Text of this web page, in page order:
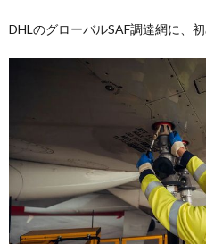
DHLのグローバルSAF調達網に、